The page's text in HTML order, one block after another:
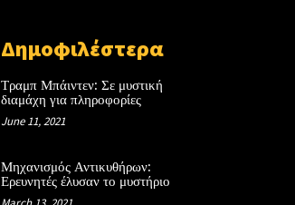
Δημοφιλέστερα
Τραμπ Μπάιντεν: Σε μυστική
διαμάχη για πληροφορίες
June 11, 2021
Μηχανισμός Αντικυθήρων:
Ερευνητές έλυσαν το μυστήριο